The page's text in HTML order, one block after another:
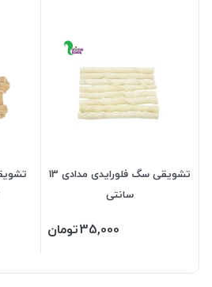
تشویقی سگ فلورایدی مدادی 13
سانتی
35,000تومان